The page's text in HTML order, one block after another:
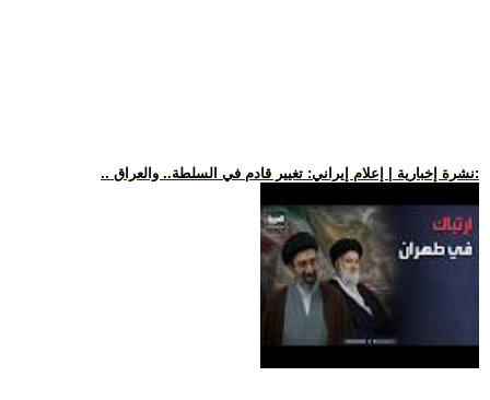
.. نشرة إخبارية | إعلام إيراني: تغيير قادم في السلطة.. والعراق: